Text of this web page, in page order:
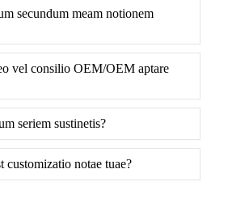
secundum meam notionem
vel consilio OEM/OEM aptare
seriem sustinetis?
customizatio notae tuae?